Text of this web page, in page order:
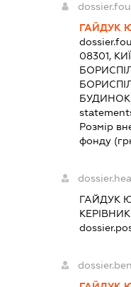
ГАЙДУК
08301,
БУДИНОК
Розмір
фонду
ГАЙДУК
КЕРІВНИК